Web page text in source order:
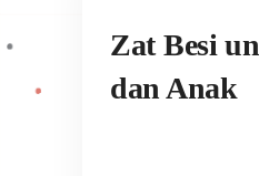
Zat Besi
dan Anak